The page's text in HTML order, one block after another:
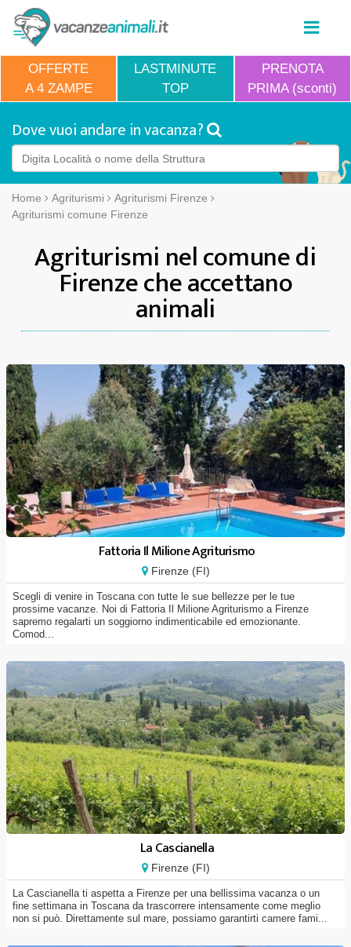
OFFERTE
A 4 ZAMPE
LASTMINUTE
TOP
PRENOTA
PRIMA (sconti)
Dove vuoi andare in vacanza?
Home Agriturismi
Agriturismi Firenze
Agriturismi comune Firenze
Agriturismi nel comune di
Firenze che accettano
animali
Fattoria Il Milione Agriturismo
Firenze (FI)
Scegli di venire in Toscana con tutte le sue bellezze per le tue
prossime vacanze. Noi di Fattoria Il Milione Agriturismo a Firenze
sapremo regalarti un soggiorno indimenticabile ed emozionante.
Comod...
La Cascianella
Firenze (FI)
La Cascianella ti aspetta a Firenze per una bellissima vacanza o un
fine settimana in Toscana da trascorrere intensamente come meglio
non si può. Direttamente sul mare, possiamo garantirti camere fami...